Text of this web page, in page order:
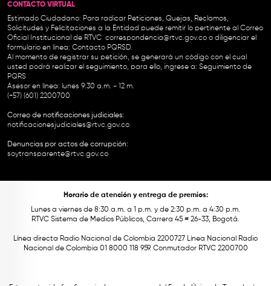
CONTACTO VIRTUAL
Estimado Ciudadano: Para radicar Peticiones, Quejas, Reclamos,
Solicitudes y Felicitaciones a la Entidad puede remitir lo pertinente al Correo
Oficial Institucional de RTVC correspondencia@rtvc.gov.co o diligenciar el
formulario en línea: Contacto PQRSD.
Al momento de registrar su petición, se generará un código con el cual
usted podrá realizar el seguimiento, para ello, ingrese a: Seguimiento de
PQRS
Asesor en línea: lunes 9:30 a.m. - 12 m.
(+57) (601) 2200700
Correo de notificaciones judiciales:
notificacionesjudiciales@rtvc.gov.co
Denuncias por actos de corrupción:
soytransparente@rtvc.gov.co
Horario de atención y entrega de premios:
Lunes a viernes de 8:30 a.m. a 1 p.m. y de 2:30 p.m. a 4:30 p.m.
RTVC Sistema de Medios Públicos, Carrera 45 # 26-33, Bogotá.
Línea directa Radio Nacional de Colombia 2200727 Línea Nacional Radio
Nacional de Colombia 01 8000 118 959. Conmutador RTVC 2200700